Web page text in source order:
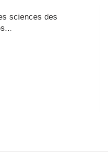
sciences des